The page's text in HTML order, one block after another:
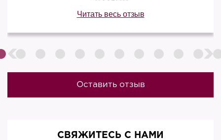
Читать весь отзыв
Оставить отзыв
СВЯЖИТЕСЬ С НАМИ